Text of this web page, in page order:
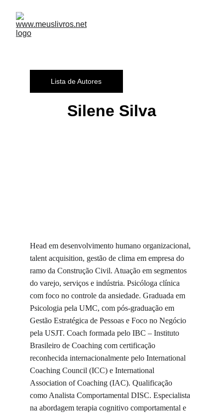
Lista de Autores
Silene Silva
Head em desenvolvimento humano organizacional,
talent acquisition, gestão de clima em empresa do
ramo da Construção Civil. Atuação em segmentos
do varejo, serviços e indústria. Psicóloga clínica
com foco no controle da ansiedade. Graduada em
Psicologia pela UMC, com pós-graduação em
Gestão Estratégica de Pessoas e Foco no Negócio
pela USJT. Coach formada pelo IBC – Instituto
Brasileiro de Coaching com certificação
reconhecida internacionalmente pelo International
Coaching Council (ICC) e International
Association of Coaching (IAC). Qualificação
como Analista Comportamental DISC. Especialista
na abordagem terapia cognitivo comportamental e